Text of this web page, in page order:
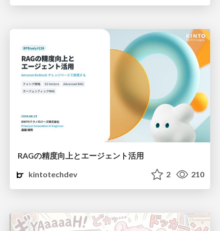
RAGの精度向上とエージェント活用
kintotechdev
2 210